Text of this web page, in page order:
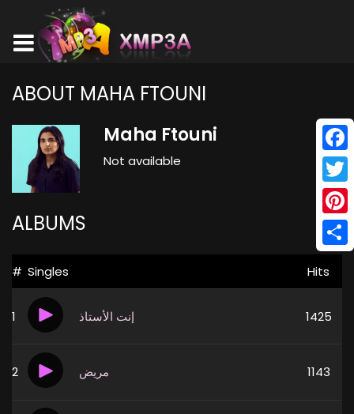
ABOUT MAHA FTOUNI
Maha Ftouni
Not available
ALBUMS
# Singles Hits
1 إنت الأستاذ 1425
2 مريض 1143